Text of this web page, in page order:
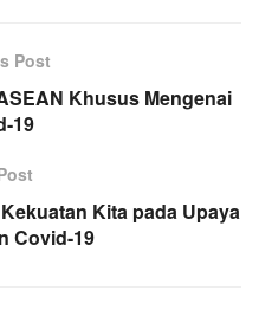
Post
Khusus Mengenai
19
Kita pada Upaya
Covid-19